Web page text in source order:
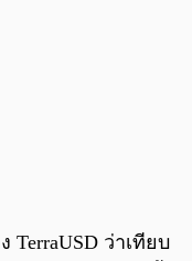
TerraUSD ว่าเทียบ